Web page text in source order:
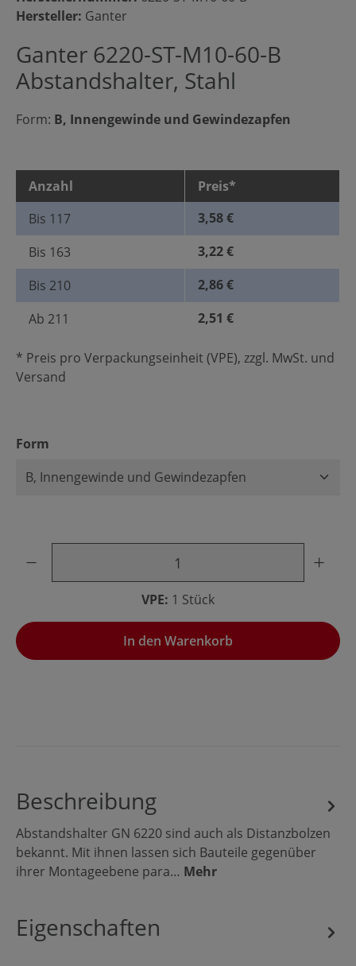
Hersteller: Ganter
Ganter 6220-ST-M10-60-B
Abstandshalter, Stahl
Form: B, Innengewinde und Gewindezapfen
Anzahl
Preis*
Bis 117
3,58 €
Bis 163
3,22 €
Bis 210
2,86 €
Ab 211 2,51 €
* Preis pro Verpackungseinheit (VPE), zzgl. MwSt. und
Versand
Form
VPE: 1 Stück
In den Warenkorb
Beschreibung
Abstandshalter GN 6220 sind auch als Distanzbolzen
bekannt. Mit ihnen lassen sich Bauteile gegenüber
ihrer Montageebene para… Mehr
Eigenschaften